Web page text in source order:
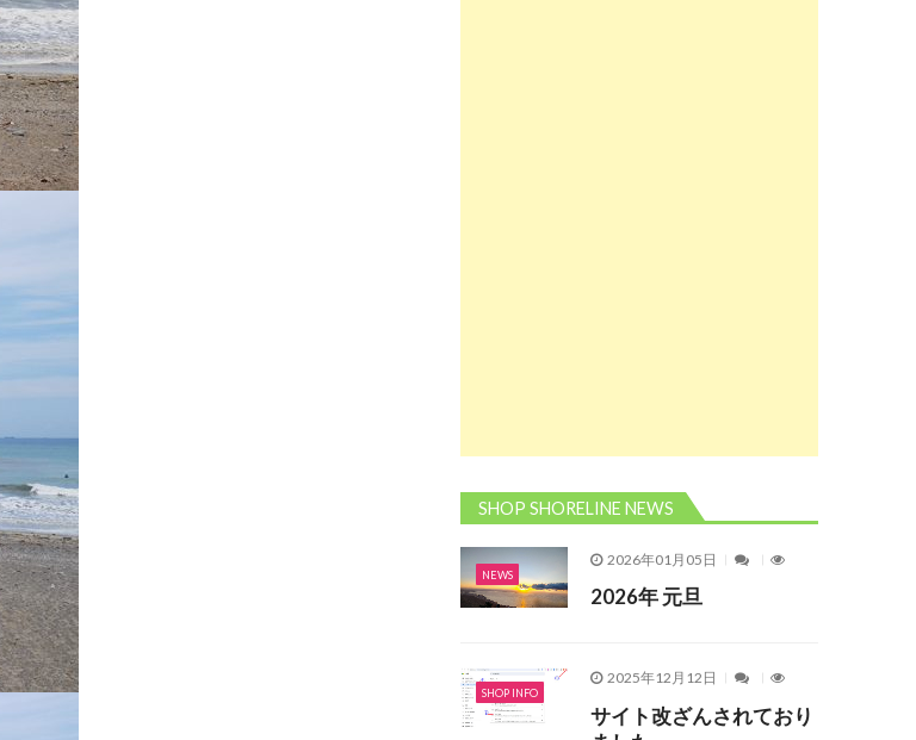
SHOP SHORELINE NEWS
NEWS
2026年01月05日
2026年 元旦
SHOP INFO
2025年12月12日
サイト改ざんされており